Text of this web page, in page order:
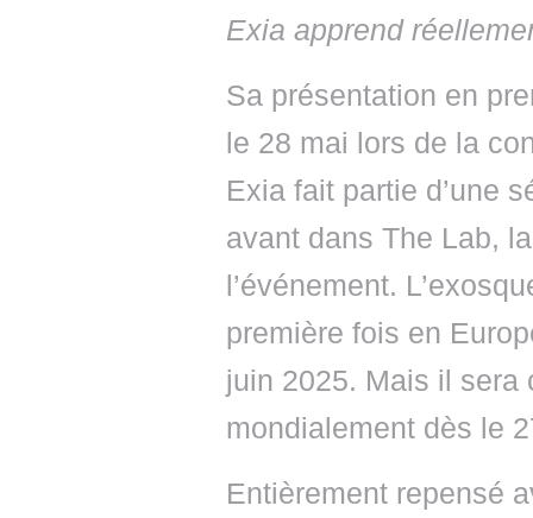
Exia apprend
Sa présentation en
le 28 mai lors de la
Exia fait partie d’une
avant dans The Lab,
l’événement.
première fois en
juin 2025. Mais il sera
mondialement dès le
Entièrement repensé